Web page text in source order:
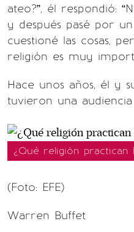
ateo?”, él respondió:
y después pasé por
cuestioné las cosas,
religión es muy
Hace unos años, él y
tuvieron una
¿Qué religión practican
(Foto: EFE)
Warren Buffet